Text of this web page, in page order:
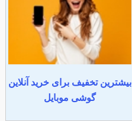
بیشترین تخفیف برای خرید آنلاین
گوشی موبایل